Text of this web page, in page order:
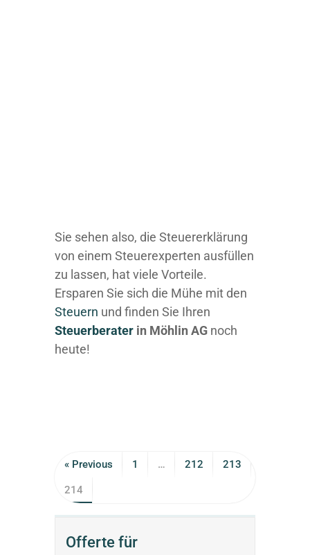
Sie sehen also, die Steuererklärung
von einem Steuerexperten ausfüllen
zu lassen, hat viele Vorteile.
Ersparen Sie sich die Mühe mit den
Steuern und finden Sie Ihren
Steuerberater in Möhlin AG noch
heute!
« Previous 1 … 212 213
214
Offerte für